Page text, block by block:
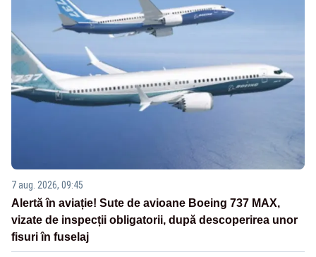
7 aug. 2026, 09:45
Alertă în aviație! Sute de avioane Boeing 737 MAX,
vizate de inspecții obligatorii, după descoperirea unor
fisuri în fuselaj